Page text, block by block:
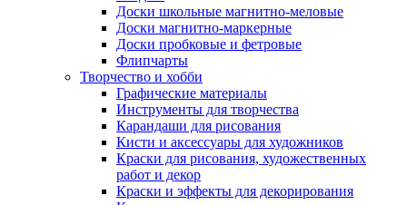
Доски школьные магнитно-меловые
Доски магнитно-маркерные
Доски пробковые и фетровые
Флипчарты
Творчество и хобби
Графические материалы
Инструменты для творчества
Карандаши для рисования
Кисти и аксессуары для художников
Краски для рисования, художественных
работ и декор
Краски и эффекты для декорирования